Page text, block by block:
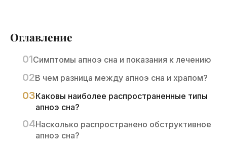
Оглавление
Симптомы апноэ сна и показания к лечению
В чем разница между апноэ сна и храпом?
Каковы наиболее распространенные типы
апноэ сна?
Насколько распространено обструктивное
апноэ сна?